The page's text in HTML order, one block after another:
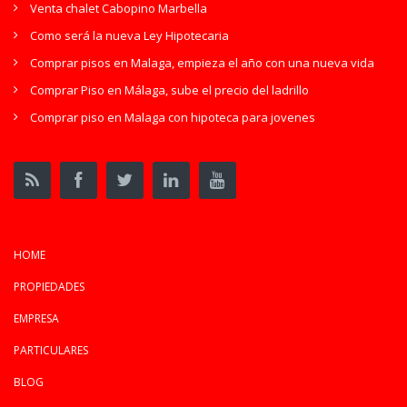
Venta chalet Cabopino Marbella
Como será la nueva Ley Hipotecaria
Comprar pisos en Malaga, empieza el año con una nueva vida
Comprar Piso en Málaga, sube el precio del ladrillo
Comprar piso en Malaga con hipoteca para jovenes
HOME
PROPIEDADES
EMPRESA
PARTICULARES
BLOG